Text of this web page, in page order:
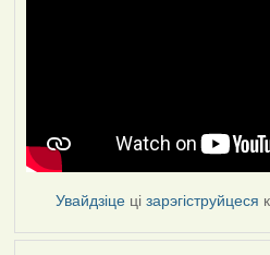
Увайдзіце цізарэгіструйцеся